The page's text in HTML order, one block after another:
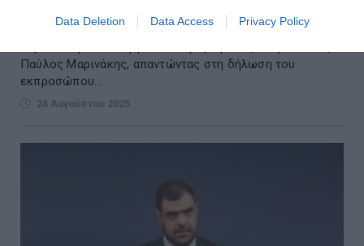
Data Deletion Data Access Privacy Policy
Τρία ερωτήματα προς το ΠΑΣΟΚ έθεσε ο υφυπουργός
Παύλος Μαρινάκης, απαντώντας στη δήλωση του
εκπροσώπου...
24 Αυγούστου 2025